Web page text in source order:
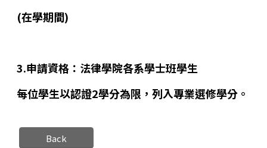
(在學期間)
3.申請資格：法律學院各系學士班學生
每位學生以認證2學分為限，列入專業選修學分。
Back